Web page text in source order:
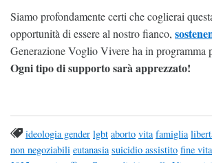
Siamo profondamente certi che coglierai
opportunità di essere al nostro fianco,
Generazione Voglio Vivere ha in programma
Ogni tipo di supporto sarà apprezzato!
ideologia gender lgbt aborto vita famiglia
non negoziabili eutanasia suicidio assistito fine vita